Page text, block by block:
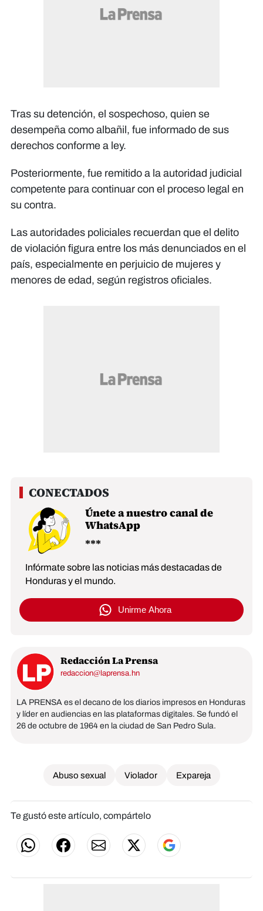
Tras su detención, el sospechoso, quien se
desempeña como albañil, fue informado de sus
derechos conforme a ley.
Posteriormente, fue remitido a la autoridad judicial
competente para continuar con el proceso legal en
su contra.
Las autoridades policiales recuerdan que el delito
de violación figura entre los más denunciados en el
país, especialmente en perjuicio de mujeres y
menores de edad, según registros oficiales.
Únete a nuestro canal de
WhatsApp
Infórmate sobre las noticias más destacadas de
Honduras y el mundo.
Unirme Ahora
Redacción La Prensa
redaccion@laprensa.hn
LA PRENSA es el decano de los diarios impresos en Honduras
y líder en audiencias en las plataformas digitales. Se fundó el
26 de octubre de 1964 en la ciudad de San Pedro Sula.
Abuso sexual Violador Expareja
Te gustó este artículo, compártelo